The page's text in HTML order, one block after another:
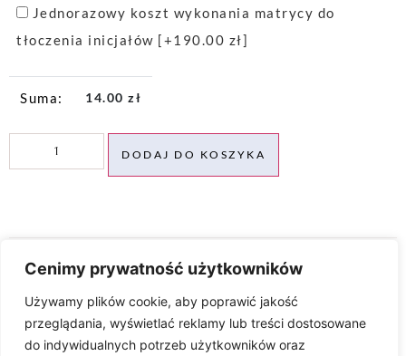
Cenimy prywatność użytkowników
Używamy plików cookie, aby poprawić jakość
przeglądania, wyświetlać reklamy lub treści dostosowane
do indywidualnych potrzeb użytkowników oraz
Jednorazowy koszt wykonania matrycy do
tłoczenia inicjałów [+190.00 zł]
14.00 zł
DODAJ DO KOSZYKA
... może Cię zainteresować ...